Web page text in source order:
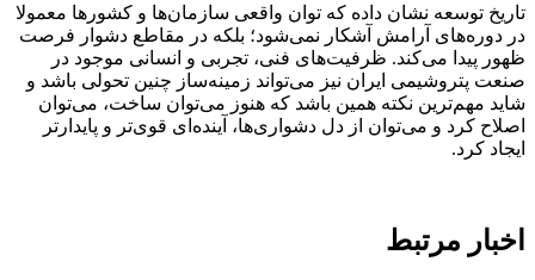
تاریخ توسعه نشان داده که توان واقعی سازمان‌ها و کشورها معمولا
در دوره‌های آرامش آشکار نمی‌شود؛ بلکه در مقاطع دشوار فرصت
ظهور پیدا می‌کند. ظرفیت‌های فنی، تجربی و انسانی موجود در
صنعت پتروشیمی ایران نیز می‌تواند زمینه‌ساز چنین تحولی باشد و
شاید مهم‌ترین نکته همین باشد که هنوز می‌توان ساخت، می‌توان
اصلاح کرد و می‌توان از دل دشواری‌ها، آینده‌ای قوی‌تر و پایدارتر
ایجاد کرد.
اخبار مرتبط